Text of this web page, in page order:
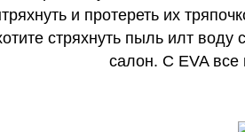
и протереть их
стряхнуть пыль илт воду
салон. С EVA все